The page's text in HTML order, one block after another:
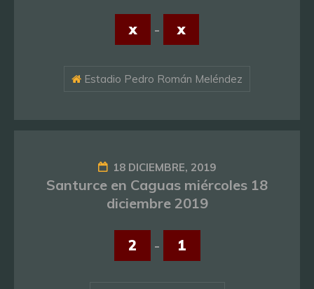
x - x
Estadio Pedro Román Meléndez
18 DICIEMBRE, 2019
Santurce en Caguas miércoles 18
diciembre 2019
2 - 1